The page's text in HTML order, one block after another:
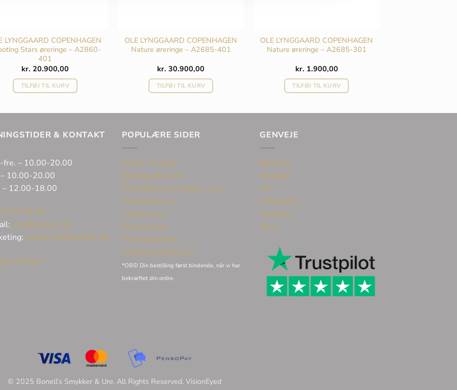
LYNGGAARD COPENHAGEN
Stars øreringe – A2860-
401
kr. 20.900,00
TILFØJ TIL KURV
OLE LYNGGAARD COPENHAGEN
Nature øreringe – A2685-401
kr. 30.900,00
TILFØJ TIL KURV
OLE LYNGGAARD COPENHAGEN
Nature øreringe – A2685-301
kr. 1.900,00
TILFØJ TIL KURV
& KONTAKT
fre. – 10.00-20.00
10.00-20.00
– 12.00-18.00
62 06 45
info@bonells.dk
marketing@bonells.dk
stillinger
POPULÆRE SIDER
Huller i ørerne
Sælg guld & sølv
Reparation af smykker & ure
Eksklusive ure
Unikke varer
Vielsesringe
Privatlivspolitik
Handelsbetingelser
*OBS! Din bestilling først bindende, når vi har
bekræftet din ordre.
GENVEJE
Øreringe
Smykker
Ure
Halskæde
Gavekort
Blog
© 2025 Bonell’s Smykker & Ure. All Rights Reserved. VisionEyed